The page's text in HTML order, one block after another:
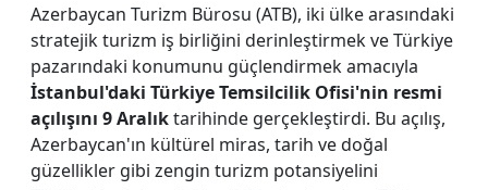
Azerbaycan Turizm Bürosu (ATB), iki ülke arasındaki
stratejik turizm iş birliğini derinleştirmek ve Türkiye
pazarındaki konumunu güçlendirmek amacıyla
İstanbul'daki Türkiye Temsilcilik Ofisi'nin resmi
açılışını 9 Aralıktarihinde gerçekleştirdi. Bu açılış,
Azerbaycan'ın kültürel miras, tarih ve doğal
güzellikler gibi zengin turizm potansiyelini